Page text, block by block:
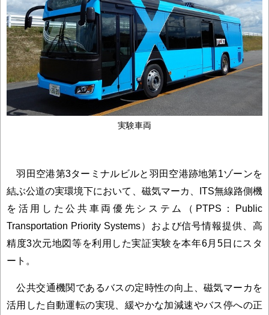
実験車両
羽田空港第3ターミナルビルと羽田空港跡地第1ゾーンを
結ぶ公道の実環境下において、磁気マーカ、ITS無線路側機
を活用した公共車両優先システム（PTPS：Public
Transportation Priority Systems）および信号情報提供、高
精度3次元地図等を利用した実証実験を本年6月5日にスタ
ート。
公共交通機関であるバスの定時性の向上、磁気マーカを
活用した自動運転の実現、緩やかな加減速やバス停への正